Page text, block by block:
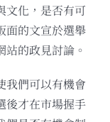
文化，是否有可
面的文宣於選舉
的政見討論。
我們可以有機會
後才在市場握手